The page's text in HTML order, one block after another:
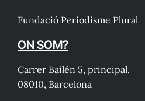
Fundació Periodisme Plural
ON SOM?
Carrer Bailén 5, principal.
08010, Barcelona